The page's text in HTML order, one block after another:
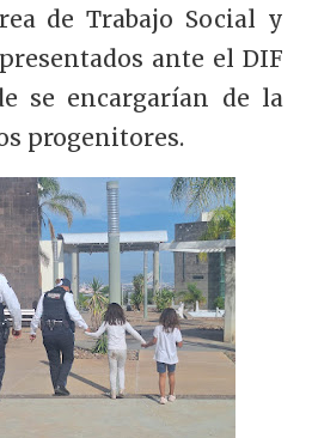
de Trabajo Social y
ante el DIF
se encargarían de la
progenitores.